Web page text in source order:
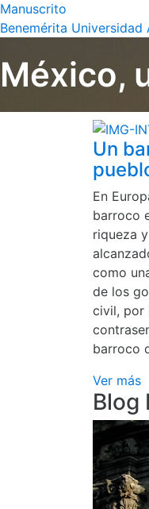
Manuscrito
Benemérita Universidad
México,
Un
En
barroco
riqueza
como
de los
civil, por
barroco
Ver más
Blog